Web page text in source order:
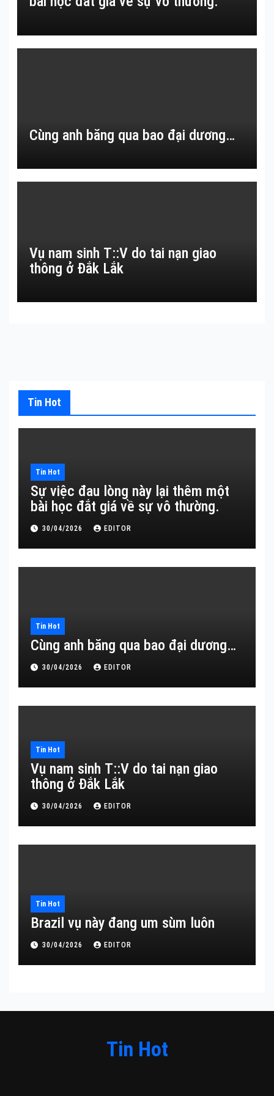
Cùng anh băng qua bao đại dương…
Vụ nam sinh T::V do tai nạn giao
thông ở Đắk Lắk
Tin Hot
Tin Hot
Sự việc đau lòng này lại thêm một
bài học đắt giá về sự vô thường.
30/04/2026 EDITOR
Tin Hot
Cùng anh băng qua bao đại dương…
30/04/2026 EDITOR
Tin Hot
Vụ nam sinh T::V do tai nạn giao
thông ở Đắk Lắk
30/04/2026 EDITOR
Tin Hot
Brazil vụ này đang um sùm luôn
30/04/2026 EDITOR
Tin Hot